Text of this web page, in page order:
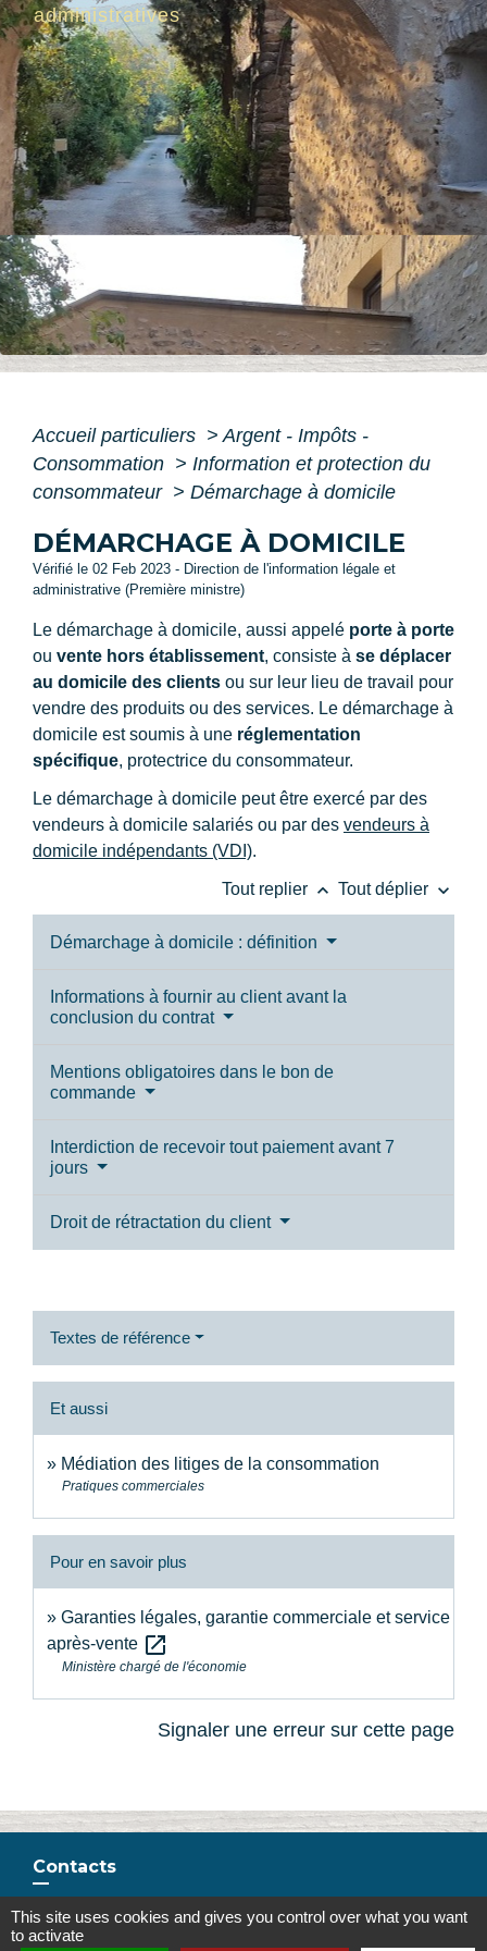
administratives
Accueil particuliers > Argent - Impôts -
Consommation > Information et protection du
consommateur > Démarchage à domicile
DÉMARCHAGE À DOMICILE
Vérifié le 02 Feb 2023 - Direction de l'information légale et
administrative (Première ministre)
Le démarchage à domicile, aussi appelé porte à porte
ou vente hors établissement, consiste à se déplacer
au domicile des clients ou sur leur lieu de travail pour
vendre des produits ou des services. Le démarchage à
domicile est soumis à une réglementation
spécifique, protectrice du consommateur.
Le démarchage à domicile peut être exercé par des
vendeurs à domicile salariés ou par des vendeurs à
domicile indépendants (VDI).
Tout replier keyboard_arrow_up Tout déplier keyboard_arrow_down
Démarchage à domicile : définition
Informations à fournir au client avant la
conclusion du contrat
Mentions obligatoires dans le bon de
commande
Interdiction de recevoir tout paiement avant 7
jours
Droit de rétractation du client
Textes de référence
Et aussi
Médiation des litiges de la consommation
Pratiques commerciales
Pour en savoir plus
Garanties légales, garantie commerciale et service
après-vente open_in_new
Ministère chargé de l'économie
Signaler une erreur sur cette page
Contacts
Commune de la Touche
67, route de Portes
This site uses cookies and gives you control over what you want
to activate